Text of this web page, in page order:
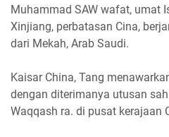
Muhammad SAW wafat, umat
Xinjiang, perbatasan Cina,
dari Mekah, Arab Saudi.
Kaisar China, Tang
dengan diterimanya utusan
Waqqash ra. di pusat kerajaan